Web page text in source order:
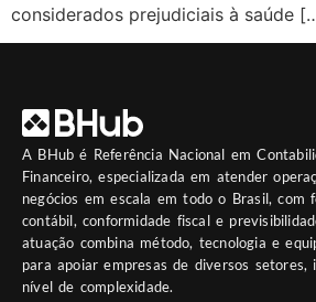
considerados prejudiciais à saúde
A BHub é Referência Nacional em
Financeiro, especializada em atender
negócios em escala em todo o Brasil, com
contábil, conformidade fiscal e
atuação combina método, tecnologia e
para apoiar empresas de diversos setores,
nível de complexidade.